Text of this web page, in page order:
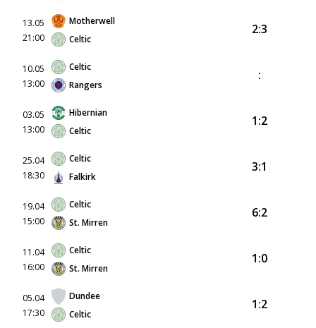
13.05
21:00
Motherwell
Celtic
2:3
10.05
13:00
Celtic
Rangers
:
03.05
13:00
Hibernian
Celtic
1:2
25.04
18:30
Celtic
Falkirk
3:1
19.04
15:00
Celtic
St. Mirren
6:2
11.04
16:00
Celtic
St. Mirren
1:0
05.04
17:30
Dundee
Celtic
1:2